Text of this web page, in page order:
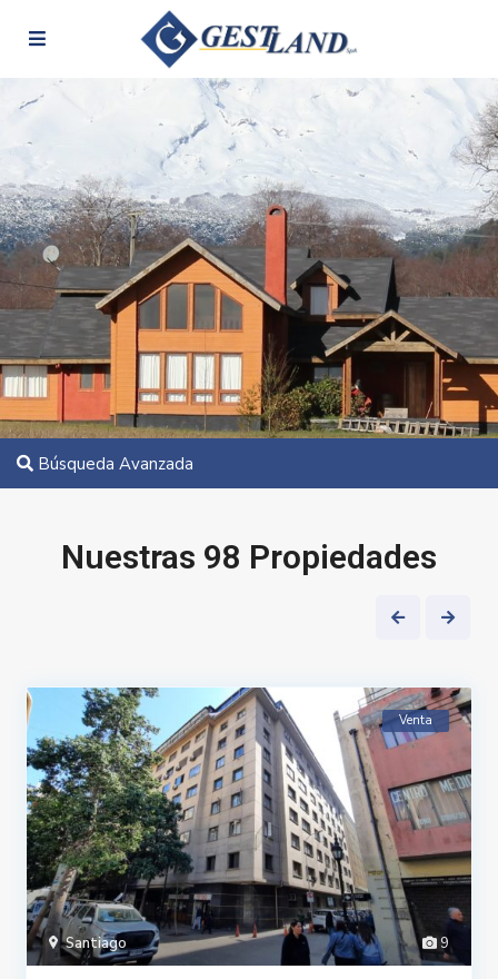
Búsqueda Avanzada
Nuestras 98 Propiedades
9
Santiago
Venta